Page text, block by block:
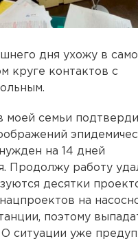
дня ухожу в
круге контактов с
моей семьи
на 14 дней
Продолжу работу
десятки
на
поэтому
О ситуации уже